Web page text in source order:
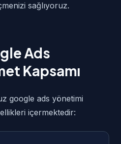
sağlıyoruz.
Ads
Kapsamı
google ads yönetimi
içermektedir: